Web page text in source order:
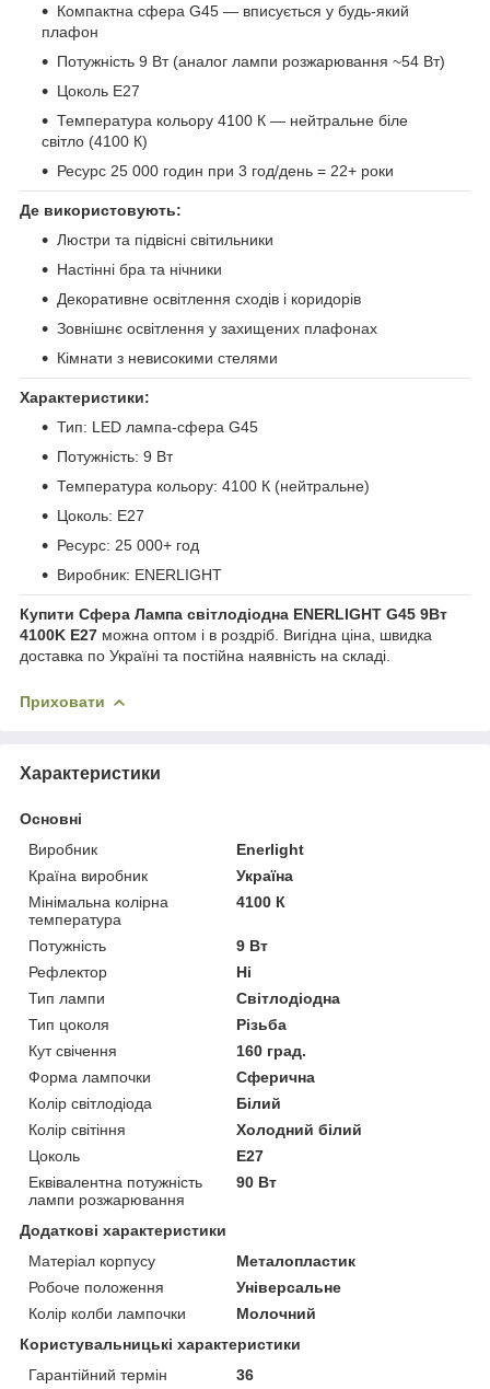
Компактна сфера G45 — вписується у будь-який
плафон
Потужність 9 Вт (аналог лампи розжарювання ~54 Вт)
Цоколь E27
Температура кольору 4100 К — нейтральне біле
світло (4100 К)
Ресурс 25 000 годин при 3 год/день = 22+ роки
Де використовують:
Люстри та підвісні світильники
Настінні бра та нічники
Декоративне освітлення сходів і коридорів
Зовнішнє освітлення у захищених плафонах
Кімнати з невисокими стелями
Характеристики:
Тип: LED лампа-сфера G45
Потужність: 9 Вт
Температура кольору: 4100 К (нейтральне)
Цоколь: E27
Ресурс: 25 000+ год
Виробник: ENERLIGHT
Купити Сфера Лампа світлодіодна ENERLIGHT G45 9Вт
4100K E27 можна оптом і в роздріб. Вигідна ціна, швидка
доставка по Україні та постійна наявність на складі.
Приховати
Характеристики
Основні
Виробник
Enerlight
Країна виробник
Україна
Мінімальна колірна
температура
4100 К
Потужність
9 Вт
Рефлектор
Ні
Тип лампи
Світлодіодна
Тип цоколя
Різьба
Кут свічення
160 град.
Форма лампочки
Сферична
Колір світлодіода
Білий
Колір світіння
Холодний білий
Цоколь
E27
Еквівалентна потужність
лампи розжарювання
90 Вт
Додаткові характеристики
Матеріал корпусу
Металопластик
Робоче положення
Універсальне
Колір колби лампочки
Молочний
Користувальницькі характеристики
Гарантійний термін
36